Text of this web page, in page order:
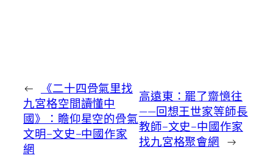
←
《二十四骨氣里找
九宮格空間讀懂中
國》：瞻仰星空的骨氣
文明–文史–中國作家
網
高遠東：罷了齋憶往
——回想王世家等師長
教師–文史–中國作家
找九宮格聚會網 →